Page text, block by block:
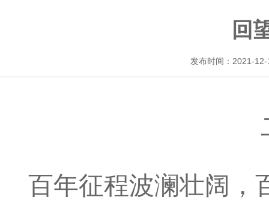
回
发布时间：2021-
百年征程波澜壮阔，